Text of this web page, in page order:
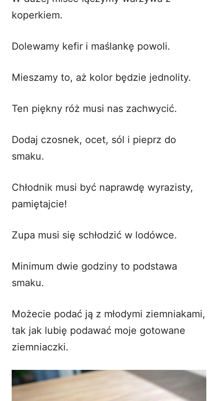
koperkiem.
Dolewamy kefir i maślankę powoli.
Mieszamy to, aż kolor będzie jednolity.
Ten piękny róż musi nas zachwycić.
Dodaj czosnek, ocet, sól i pieprz do
smaku.
Chłodnik musi być naprawdę wyrazisty,
pamiętajcie!
Zupa musi się schłodzić w lodówce.
Minimum dwie godziny to podstawa
smaku.
Możecie podać ją z młodymi ziemniakami,
tak jak lubię podawać moje gotowane
ziemniaczki.